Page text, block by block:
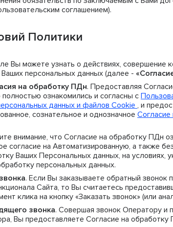
соглашением).
Политики
Вы можете узнать о действиях, совершение
персональных данных (далее -
на обработку ПДн. Предоставляя
ознакомились и согласны с
данных и файлов Cookie , и
сознательное и однозначное Согласие
внимание, что Согласие на обработку ПДн
согласие на Автоматизированную, а также
Ваших Персональных данных, на условиях,
персональных данных.
. Если Вы заказываете обратный звонок
Сайта, то Вы считаетесь
клика на кнопку «Заказать звонок» (или
звонка. Совершая звонок Оператору и
Вы предоставляете Согласие на обработку